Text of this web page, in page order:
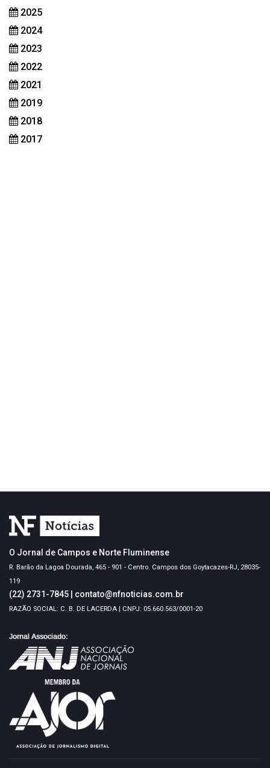
2025
2024
2023
2022
2021
2019
2018
2017
O Jornal de Campos e Norte Fluminense
R. Barão da Lagoa Dourada, 465 - 901 - Centro. Campos dos Goytacazes-RJ, 28035-
119
(22) 2731-7845 contato@nfnoticias.com.br
RAZÃO SOCIAL: C. B. DE LACERDA | CNPJ: 05.660.563/0001-20